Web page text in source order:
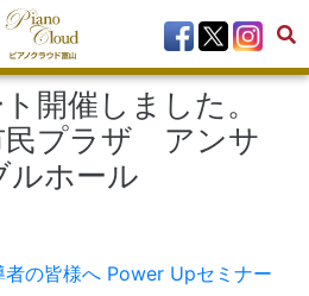
開催しました。
民プラザ アンサ
ルホール
の皆様へ Power Upセミナー